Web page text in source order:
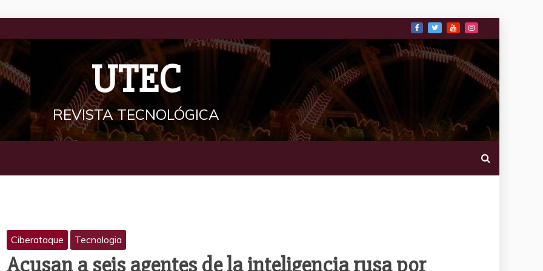
UTEC
REVISTA TECNOLÓGICA
Ciberataque Tecnologia
Acusan a seis agentes de la inteligencia rusa por